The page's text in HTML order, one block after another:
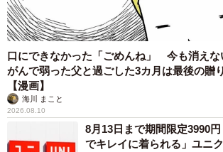
口にできなかった「ごめんね」 今も消え
がんで弱った父と過ごした3カ月は最後の贈
【漫画】
海川 まこと
2026.08.10
8月13日まで期間限定3990
でキレイに着られる」ユニ